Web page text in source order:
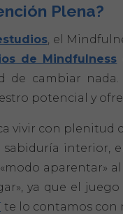
Plena?
, el
de Mindfulness
de cambiar
potencial y
vivir con plenitud
interior,
aparentar»
ya que el
te lo contamos con